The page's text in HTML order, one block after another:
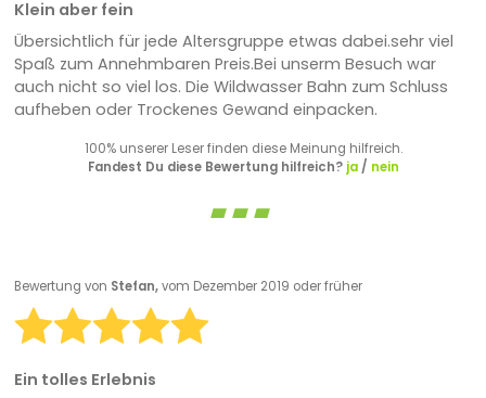
Klein aber fein
Übersichtlich für jede Altersgruppe etwas dabei.sehr viel
Spaß zum Annehmbaren Preis.Bei unserm Besuch war
auch nicht so viel los. Die Wildwasser Bahn zum Schluss
aufheben oder Trockenes Gewand einpacken.
100% unserer Leser finden diese Meinung hilfreich.
Fandest Du diese Bewertung hilfreich? ja/ nein
Bewertung von Stefan,vom Dezember 2019 oder früher
Ein tolles Erlebnis